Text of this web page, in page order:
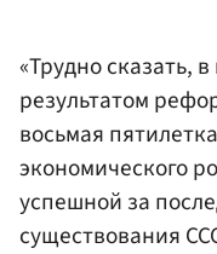
«Трудно сказать,
результатом
восьмая
экономического
успешной за
существования